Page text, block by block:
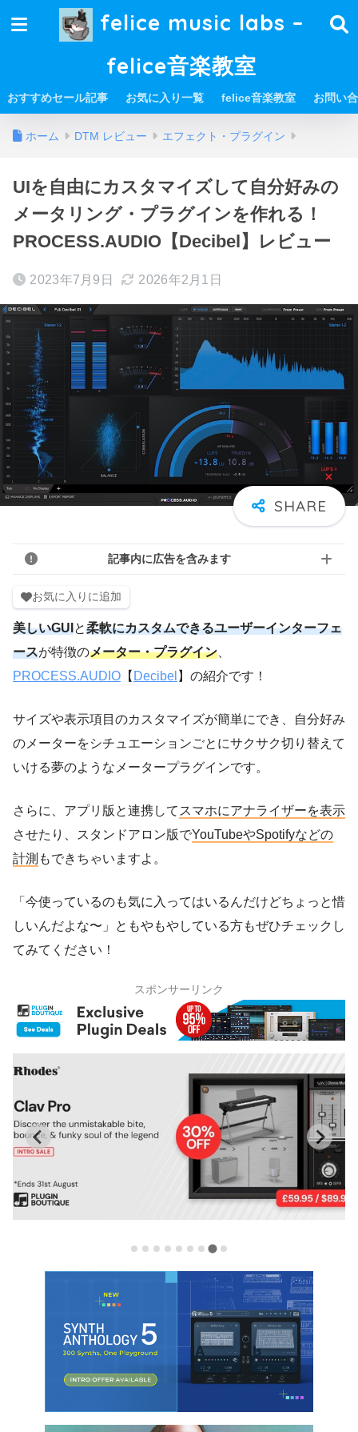
felice music labs –
felice音楽教室
おすすめセール記事 お気に入り一覧 felice音楽教室 お問い
ホーム DTM レビュー エフェクト・プラグイン
UIを自由にカスタマイズして自分好みの
メータリング・プラグインを作れる！
PROCESS.AUDIO【Decibel】レビュー
2023年7月9日 2026年2月1日
記事内に広告を含みます
お気に入りに追加
美しいGUI と柔軟にカスタムできるユーザーインターフェ
ースが特徴のメーター・プラグイン
PROCESS.AUDIO 【 Decibel 】の紹介です！
サイズや表示項目のカスタマイズが簡単にでき、自分好み
のメーターをシチュエーションごとにサクサク切り替えて
いける夢のようなメータープラグインです。
さらに、アプリ版と連携して スマホにアナライザーを表示
させたり、スタンドアロン版でYouTubeやSpotifyなどの
計測 もできちゃいますよ。
「今使っているのも気に入ってはいるんだけどちょっと惜
しいんだよな〜」ともやもやしている方もぜひチェックし
てみてください！
スポンサーリンク